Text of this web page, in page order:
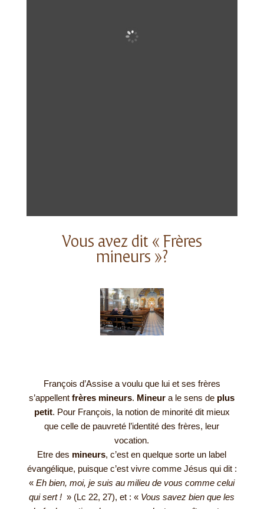
Vous avez dit « Frères
mineurs »?
François d’Assise a voulu que lui et ses frères
s’appellentfrères mineurs. Mineur a le sens de plus
petit. Pour François, la notion de minorité dit mieux
que celle de pauvreté l’identité des frères, leur
vocation.
Etre des mineurs, c’est en quelque sorte un label
évangélique, puisque c’est vivre comme Jésus qui dit :
«Eh bien, moi, je suis au milieu de vous comme celui
qui sert ! » (Lc 22, 27), et : « Vous savez bien que les